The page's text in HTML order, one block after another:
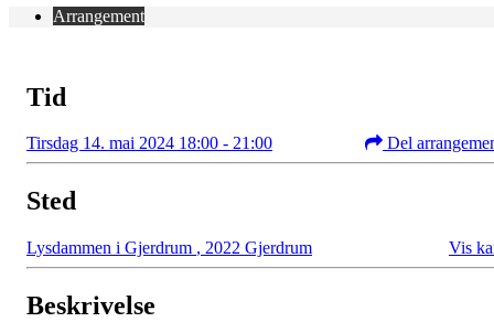
Arrangement
Tid
Tirsdag 14. mai 2024 18:00 - 21:00 Del
Sted
Lysdammen i Gjerdrum , 2022 Gjerdrum Vis
Beskrivelse